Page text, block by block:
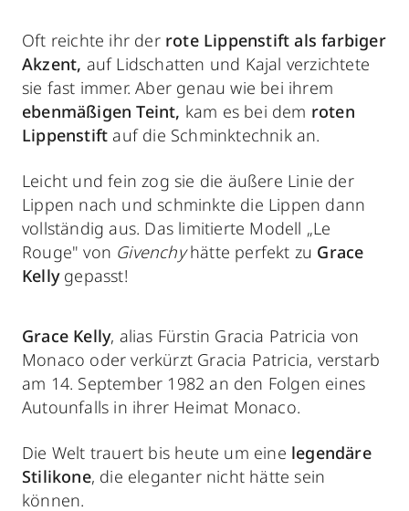
Oft reichte ihr der rote Lippenstift als farbiger
Akzent, auf Lidschatten und Kajal verzichtete
sie fast immer. Aber genau wie bei ihrem
ebenmäßigen Teint, kam es bei dem roten
Lippenstiftauf die Schminktechnik an.
Leicht und fein zog sie die äußere Linie der
Lippen nach und schminkte die Lippen dann
vollständig aus. Das limitierte Modell „Le
Rouge" von Givenchyhätte perfekt zu Grace
Kellygepasst!
Grace Kelly, alias Fürstin Gracia Patricia von
Monaco oder verkürzt Gracia Patricia, verstarb
am 14. September 1982 an den Folgen eines
Autounfalls in ihrer Heimat Monaco.
Die Welt trauert bis heute um eine legendäre
Stilikone, die eleganter nicht hätte sein
können.